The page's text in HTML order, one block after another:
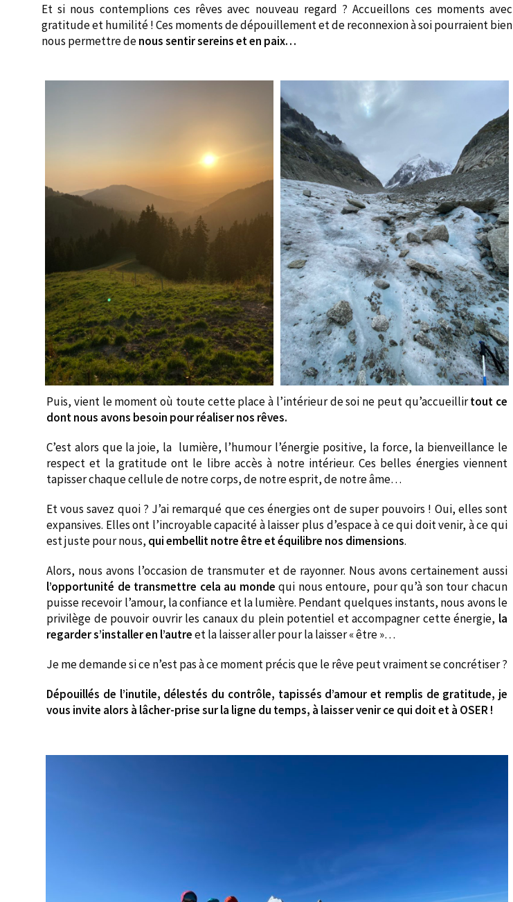
Et si nous contemplions ces rêves avec nouveau regard ? Accueillons ces moments avec
gratitude et humilité ! Ces moments de dépouillement et de reconnexion à soi pourraient bien
nous permettre denous sentir sereins et en paix…
Puis, vient le moment où toute cette place à l’intérieur de soi ne peut qu’accueillirtout ce
dont nous avons besoin pour réaliser nos rêves.
C’est alors que la joie, la lumière, l’humour l’énergie positive, la force, la bienveillance le
respect et la gratitude ont le libre accès à notre intérieur. Ces belles énergies viennent
tapisser chaque cellule de notre corps, de notre esprit, de notre âme…
Et vous savez quoi ? J’ai remarqué que ces énergies ont de super pouvoirs ! Oui, elles sont
expansives. Elles ont l’incroyable capacité à laisser plus d’espace à ce qui doit venir, à ce qui
est juste pour nous, qui embellit notre être et équilibre nos dimensions.
Alors, nous avons l’occasion de transmuter et de rayonner. Nous avons certainement aussi
l’opportunité de transmettre cela au monde qui nous entoure, pour qu’à son tour chacun
puisse recevoir l’amour, la confiance et la lumière. Pendant quelques instants, nous avons le
privilège de pouvoir ouvrir les canaux du plein potentiel et accompagner cette énergie, la
regarder s’installer en l’autreet la laisser aller pour la laisser « être »…
Je me demande si ce n’est pas à ce moment précis que le rêve peut vraiment se concrétiser ?
Dépouillés de l’inutile, délestés du contrôle, tapissés d’amour et remplis de gratitude, je
vous invite alors à lâcher-prise sur la ligne du temps, à laisser venir ce qui doit et à OSER !